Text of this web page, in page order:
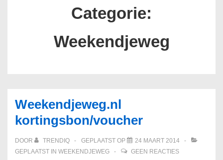
Categorie:
Weekendjeweg
Weekendjeweg.nl
kortingsbon/voucher
DOOR TRENDIQ GEPLAATST OP
24 MAART 2014
GEPLAATST IN WEEKENDJEWEG GEEN REACTIES